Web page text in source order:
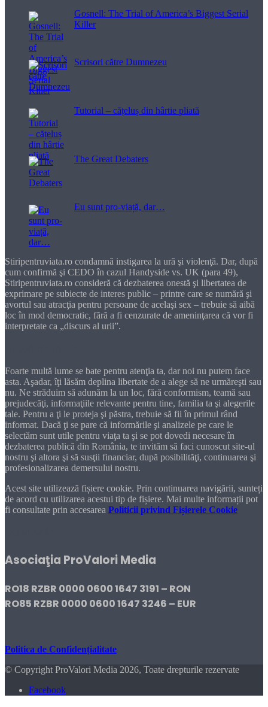
Gosnell: The Trial of America’s Biggest Serial
Killer
Scrisori către Dumnezeu
Tutorial – cățeluș din hârtie pliată
The Great Debaters
Eu sunt pro-viață, dar…
Stiripentruviata.ro condamnă instigarea la ură şi violenţă. Dar, după
cum confirmă şi CEDO în cazul Handyside vs. UK (para 49),
Stiripentruviata.ro consideră că dezbaterea onestă şi libertatea de
exprimare pe subiecte de interes public – printre care se numără şi
avortul sau atracţia pentru persoane de acelaşi sex – trebuie să aibă
loc în mod democratic, fără a fi cenzurate de ameninţarea că vor fi
interpretate ca „discurs al urii”.
Foarte multă lume se bate pentru atenţia ta, dar noi nu putem face
asta. Aşadar, îţi lăsăm deplina libertate de a alege să ne urmăreşti sau
nu. Ne străduim să adunăm la un loc, fără conformism, teamă sau
prejudecăţi, informaţiile relevante pentru tine, familia ta şi alegerile
tale. Pentru a ţi le proteja şi păstra, trebuie să fii în primul rând
informat. Dacă ţi se pare că informările şi analizele pe care le
selectăm sunt utile pentru viaţa ta şi se pot dovedi necesare în
dezbaterea publică din România, te invităm să faci cunoscut site-ul
nostru şi altora şi să susţii financiar, după posibilităţi, continuarea şi
profesionalizarea demersului nostru.
Acest site utilizează fișiere cookie. Prin continuarea navigării, sunteți
de acord cu utilizarea acestui tip de fișiere. Mai multe informații pot
fi consultate prin accesarea Politicii privind Fișierele Cookie
Asociaţia ProValori Media
RO18 RZBR 0000 0600 1647 3191 – RON
RO85 RZBR 0000 0600 1647 3246 – EUR
Politica de Confidențialitate
© Copyright ProValori Media 2026, Toate drepturile rezervate
Facebook